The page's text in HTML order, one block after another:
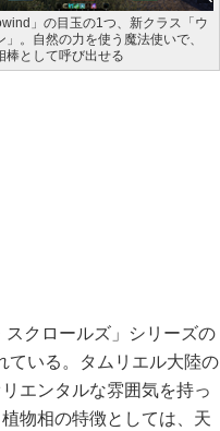
」の目玉の1つ、新クラス「ウ
」。自然の力を使う魔法使いで、
棒として呼び出せる
クロールズ」シリーズの
ている。タムリエル大陸の
エンタルな雰囲気を持っ
物相の特徴としては、天